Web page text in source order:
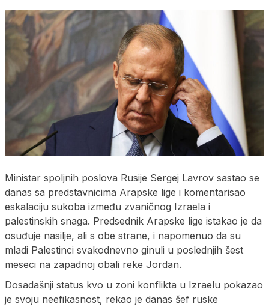
Ministar spoljnih poslova Rusije Sergej Lavrov sastao se
danas sa predstavnicima Arapske lige i komentarisao
eskalaciju sukoba između zvaničnog Izraela i
palestinskih snaga. Predsednik Arapske lige istakao je da
osuđuje nasilje, ali s obe strane, i napomenuo da su
mladi Palestinci svakodnevno ginuli u poslednjih šest
meseci na zapadnoj obali reke Jordan.
Dosadašnji status kvo u zoni konflikta u Izraelu pokazao
je svoju neefikasnost, rekao je danas šef ruske